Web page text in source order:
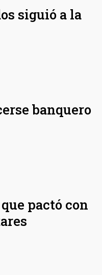
siguió a la
banquero
pactó con